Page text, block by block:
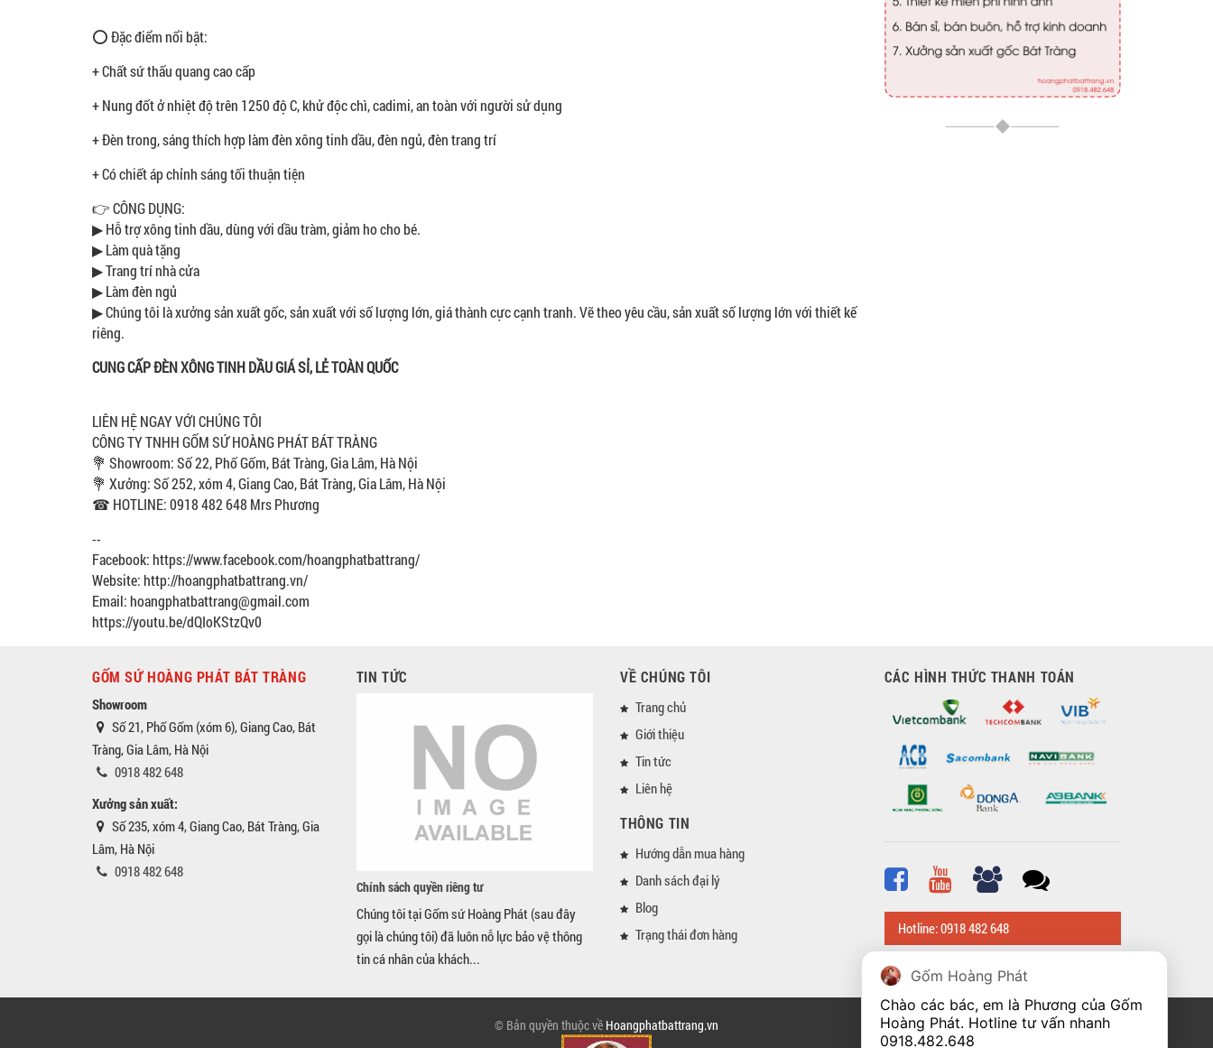
⭕ Đặc điểm nổi bật:
+ Chất sứ thấu quang cao cấp
+ Nung đốt ở nhiệt độ trên 1250 độ C, khử độc chì, cadimi, an toàn với người sử dụng
+ Đèn trong, sáng thích hợp làm đèn xông tinh dầu, đèn ngủ, đèn trang trí
+ Có chiết áp chỉnh sáng tối thuận tiện
​👉 CÔNG DỤNG:
▶ Hỗ trợ xông tinh dầu, dùng với dầu tràm, giảm ho cho bé.
▶ Làm quà tặng
▶ Trang trí nhà cửa
▶ Làm đèn ngủ
▶ Chúng tôi là xưởng sản xuất gốc, sản xuất với số lượng lớn, giá thành cực cạnh tranh. Vẽ theo yêu cầu, sản xuất số lượng lớn với thiết kế
riêng.
CUNG CẤP ĐÈN XÔNG TINH DẦU GIÁ SỈ, LẺ TOÀN QUỐC
LIÊN HỆ NGAY VỚI CHÚNG TÔI
CÔNG TY TNHH GỐM SỨ HOÀNG PHÁT BÁT TRÀNG
💐 Showroom: Số 22, Phố Gốm, Bát Tràng, Gia Lâm, Hà Nội
💐 Xưởng: Số 252, xóm 4, Giang Cao, Bát Tràng, Gia Lâm, Hà Nội
☎ HOTLINE: 0918 482 648 Mrs Phương
--
Facebook: https://www.facebook.com/hoangphatbattrang/
Website: http://hoangphatbattrang.vn/
Email: hoangphatbattrang@gmail.com
https://youtu.be/dQIoKStzQv0
GỐM SỨ HOÀNG PHÁT BÁT TRÀNG
Showroom
Số 21, Phố Gốm (xóm 6), Giang Cao, Bát
Tràng, Gia Lâm, Hà Nội
0918 482 648
Xưởng sản xuất:
Số 235, xóm 4, Giang Cao, Bát Tràng, Gia
Lâm, Hà Nội
0918 482 648
TIN TỨC
Chính sách quyền riêng tư
Chúng tôi tại Gốm sứ Hoàng Phát (sau đây
gọi là chúng tôi) đã luôn nỗ lực bảo vệ thông
tin cá nhân của khách...
VỀ CHÚNG TÔI
Trang chủ
Giới thiệu
Tin tức
Liên hệ
THÔNG TIN
Hướng dẫn mua hàng
Danh sách đại lý
Blog
Trạng thái đơn hàng
CÁC HÌNH THỨC THANH TOÁN
Hotline: 0918 482 648
© Bản quyền thuộc về Hoangphatbattrang.vn
Gốm Hoàng Phát
Chào các bác, em là Phương của Gốm
0918.482.648